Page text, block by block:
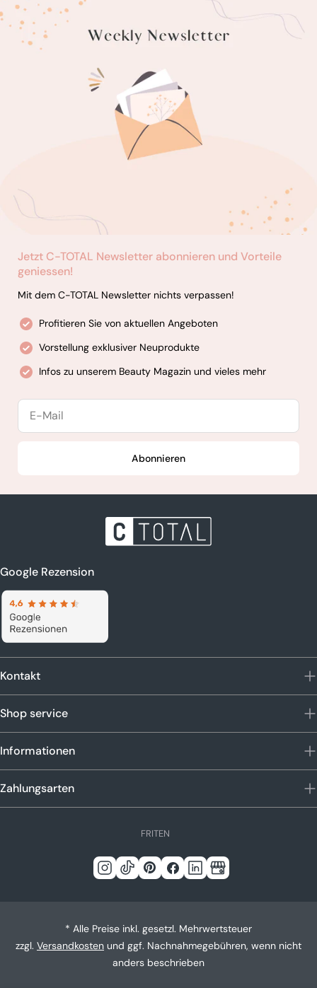
Jetzt C-TOTAL Newsletter abonnieren und Vorteile
geniessen!
Mit dem C-TOTAL Newsletter nichts verpassen!
Profitieren Sie von aktuellen Angeboten
Vorstellung exklusiver Neuprodukte
Infos zu unserem Beauty Magazin und vieles mehr
E-
Abonnieren
Google Rezension
Kontakt
Shop service
Informationen
Zahlungsarten
S
r
e
EN
IT
FR
Instagram
TickPinterestFacebook
LinkedinGoogle
* Alle Preise inkl. gesetzl. Mehrwertsteuer
zzgl. Versandkosten und ggf. Nachnahmegebühren, wenn nicht
anders beschrieben